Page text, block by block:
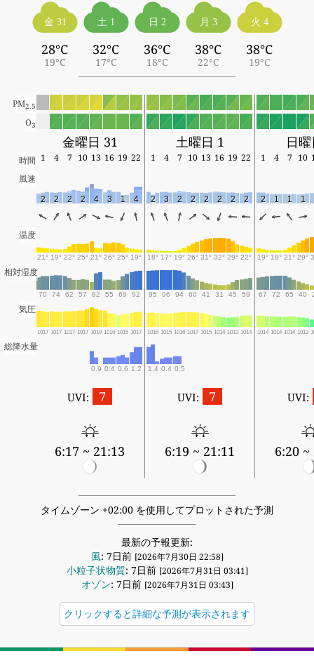
金 31
28°C
19°C
土 1
32°C
17°C
日 2
36°C
18°C
月 3
38°C
22°C
火 4
38°C
19°C
PM2.5
O3
金曜日 31 土曜日 1 日
時間 1 4 7 10 13 16 19 22 1 4 7 10 13 16 19 22 1 4 7 10
風速
2 2 2 2 4 3 1 4 2 3 2 2 2 2 2 2 2 1 1 1
温度
21° 19° 22° 25° 21° 26° 25° 19° 18° 17° 19° 26° 31° 32° 29° 22° 19° 18° 21° 29°
相対湿度
70 74 62 57 82 55 69 92 95 96 94 60 41 31 45 59 67 72 65 40
気圧
1017 1017 1017 1017 1019 1016 1015 1017 1016 1015 1016 1017 1015 1014 1013 1014 1014 1014 1014 1013
総降水量
0.9 0.4 0.6 1.2 1.4 0.4 0.5
UVI: 7
6:17 ~ 21:13
UVI: 7
6:19 ~ 21:11
UVI:
6:20 ~
タイムゾーン +02:00 を使用してプロットされた予測
最新の予報更新:
風: 7日前 [2026年7月30日 22:58]
小粒子状物質: 7日前 [2026年7月31日 03:41]
オゾン: 7日前 [2026年7月31日 03:43]
クリックすると詳細な予測が表示されます